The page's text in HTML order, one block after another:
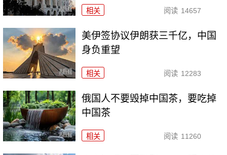
相关 阅读 14657
美伊签协议伊朗获三千亿，中国
身负重望
相关 阅读 12283
俄国人不要毁掉中国茶，要吃掉
中国茶
相关 阅读 11260